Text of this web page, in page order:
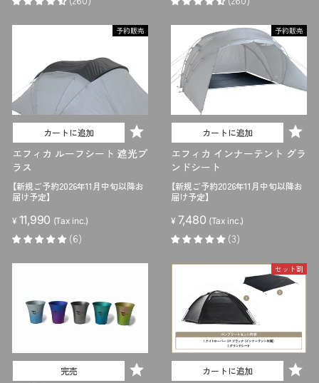
格
価
格
格
価
格
予約販売
カートに追加
エフィカ ルーフシート 遮光プ
ラス
【新規ご予約2026年11月中旬以降お
届け予定】
¥ 11,990 (Tax inc.)
(6)
予約販売
カートに追加
エフィカ インナーテント グラ
ンドシート
【新規ご予約2026年11月中旬以降お
届け予定】
¥ 7,480 (Tax inc.)
(3)
完売
セット割
カートに追加